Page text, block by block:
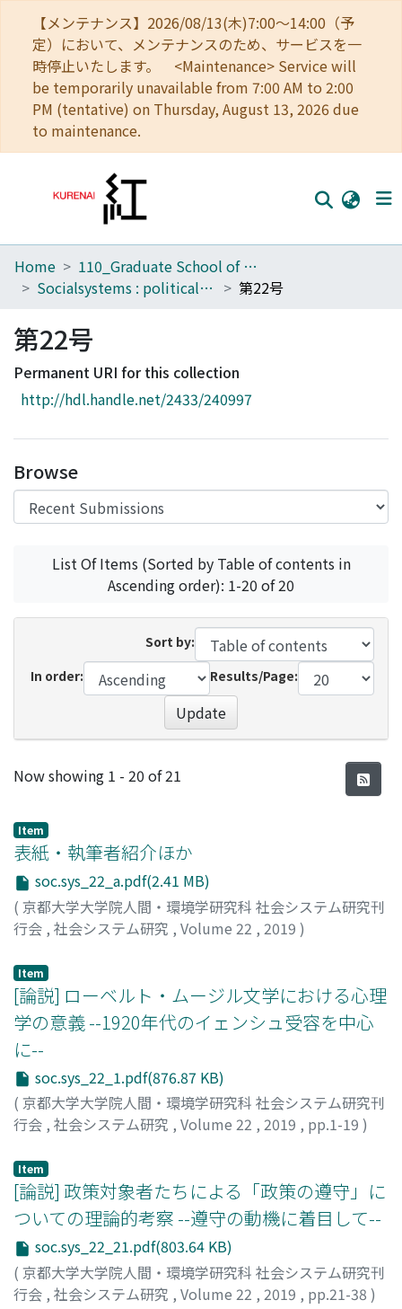
【メンテナンス】2026/08/13(木)7:00～14:00（予
定）において、メンテナンスのため、サービスを一
時停止いたします。 <Maintenance> Service will
be temporarily unavailable from 7:00 AM to 2:00
PM (tentative) on Thursday, August 13, 2026 due
to maintenance.
Home
Browse
Download Ranking
Access Statistics
Home
110_Graduate School of Human and Environmental Studies
Socialsystems : political, legal and economic studies
第22号
第22号
Permanent URI for this collection
http://hdl.handle.net/2433/240997
Browse
List Of Items (Sorted by Table of contents in
Ascending order): 1-20 of 20
Sort by:
In order:
Results/Page:
Update
Recent Submissions
Now showing 1 - 20 of 21
Item
表紙・執筆者紹介ほか
soc.sys_22_a.pdf(2.41 MB)
( 京都大学大学院人間・環境学研究科 社会システム研究刊
行会 , 社会システム研究 , Volume 22 , 2019 )
Item
[論説] ローベルト・ムージル文学における心理
学の意義 --1920年代のイェンシュ受容を中心
に--
soc.sys_22_1.pdf(876.87 KB)
( 京都大学大学院人間・環境学研究科 社会システム研究刊
行会 , 社会システム研究 , Volume 22 , 2019 , pp.1-19 )
Item
[論説] 政策対象者たちによる「政策の遵守」に
ついての理論的考察 --遵守の動機に着目して--
soc.sys_22_21.pdf(803.64 KB)
( 京都大学大学院人間・環境学研究科 社会システム研究刊
行会 , 社会システム研究 , Volume 22 , 2019 , pp.21-38 )